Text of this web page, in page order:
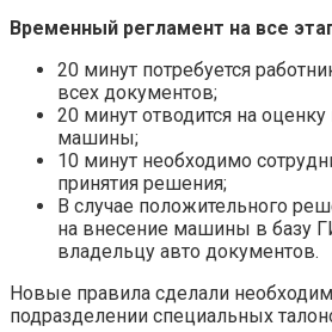
Временный регламент на все
20 минут потребуется
всех документов;
20 минут отводится на
машины;
10 минут необходимо
принятия решения;
В случае положительного
на внесение машины в базу
владельцу авто документов.
Новые правила сделали
подразделении специальных